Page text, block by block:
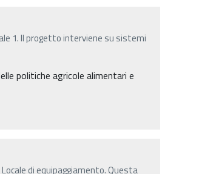
1. Il progetto interviene su sistemi
politiche agricole alimentari e
di equipaggiamento. Questa